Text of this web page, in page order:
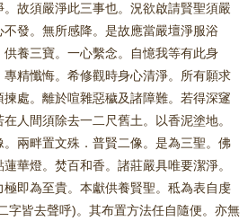
故須嚴淨此三事也。況欲啟請賢聖須嚴
發。無所感降。是故應當嚴壇淨服浴
養三寶。一心繫念。自憶我等有此身
精懺悔。希修觀時身心清淨。所有願求
處。離於喧雜惡穢及諸障難。若得深䆳
人間須除去一二尺舊土。以香泥塗地。
兩畔置文殊．普賢二像。是為三聖。佛
華燈。焚百和香。諸莊嚴具唯要潔淨。
即為至貴。本獻供養賢聖。秪為表自虔
字皆去聲呼)。其布置方法任自隨便。亦無